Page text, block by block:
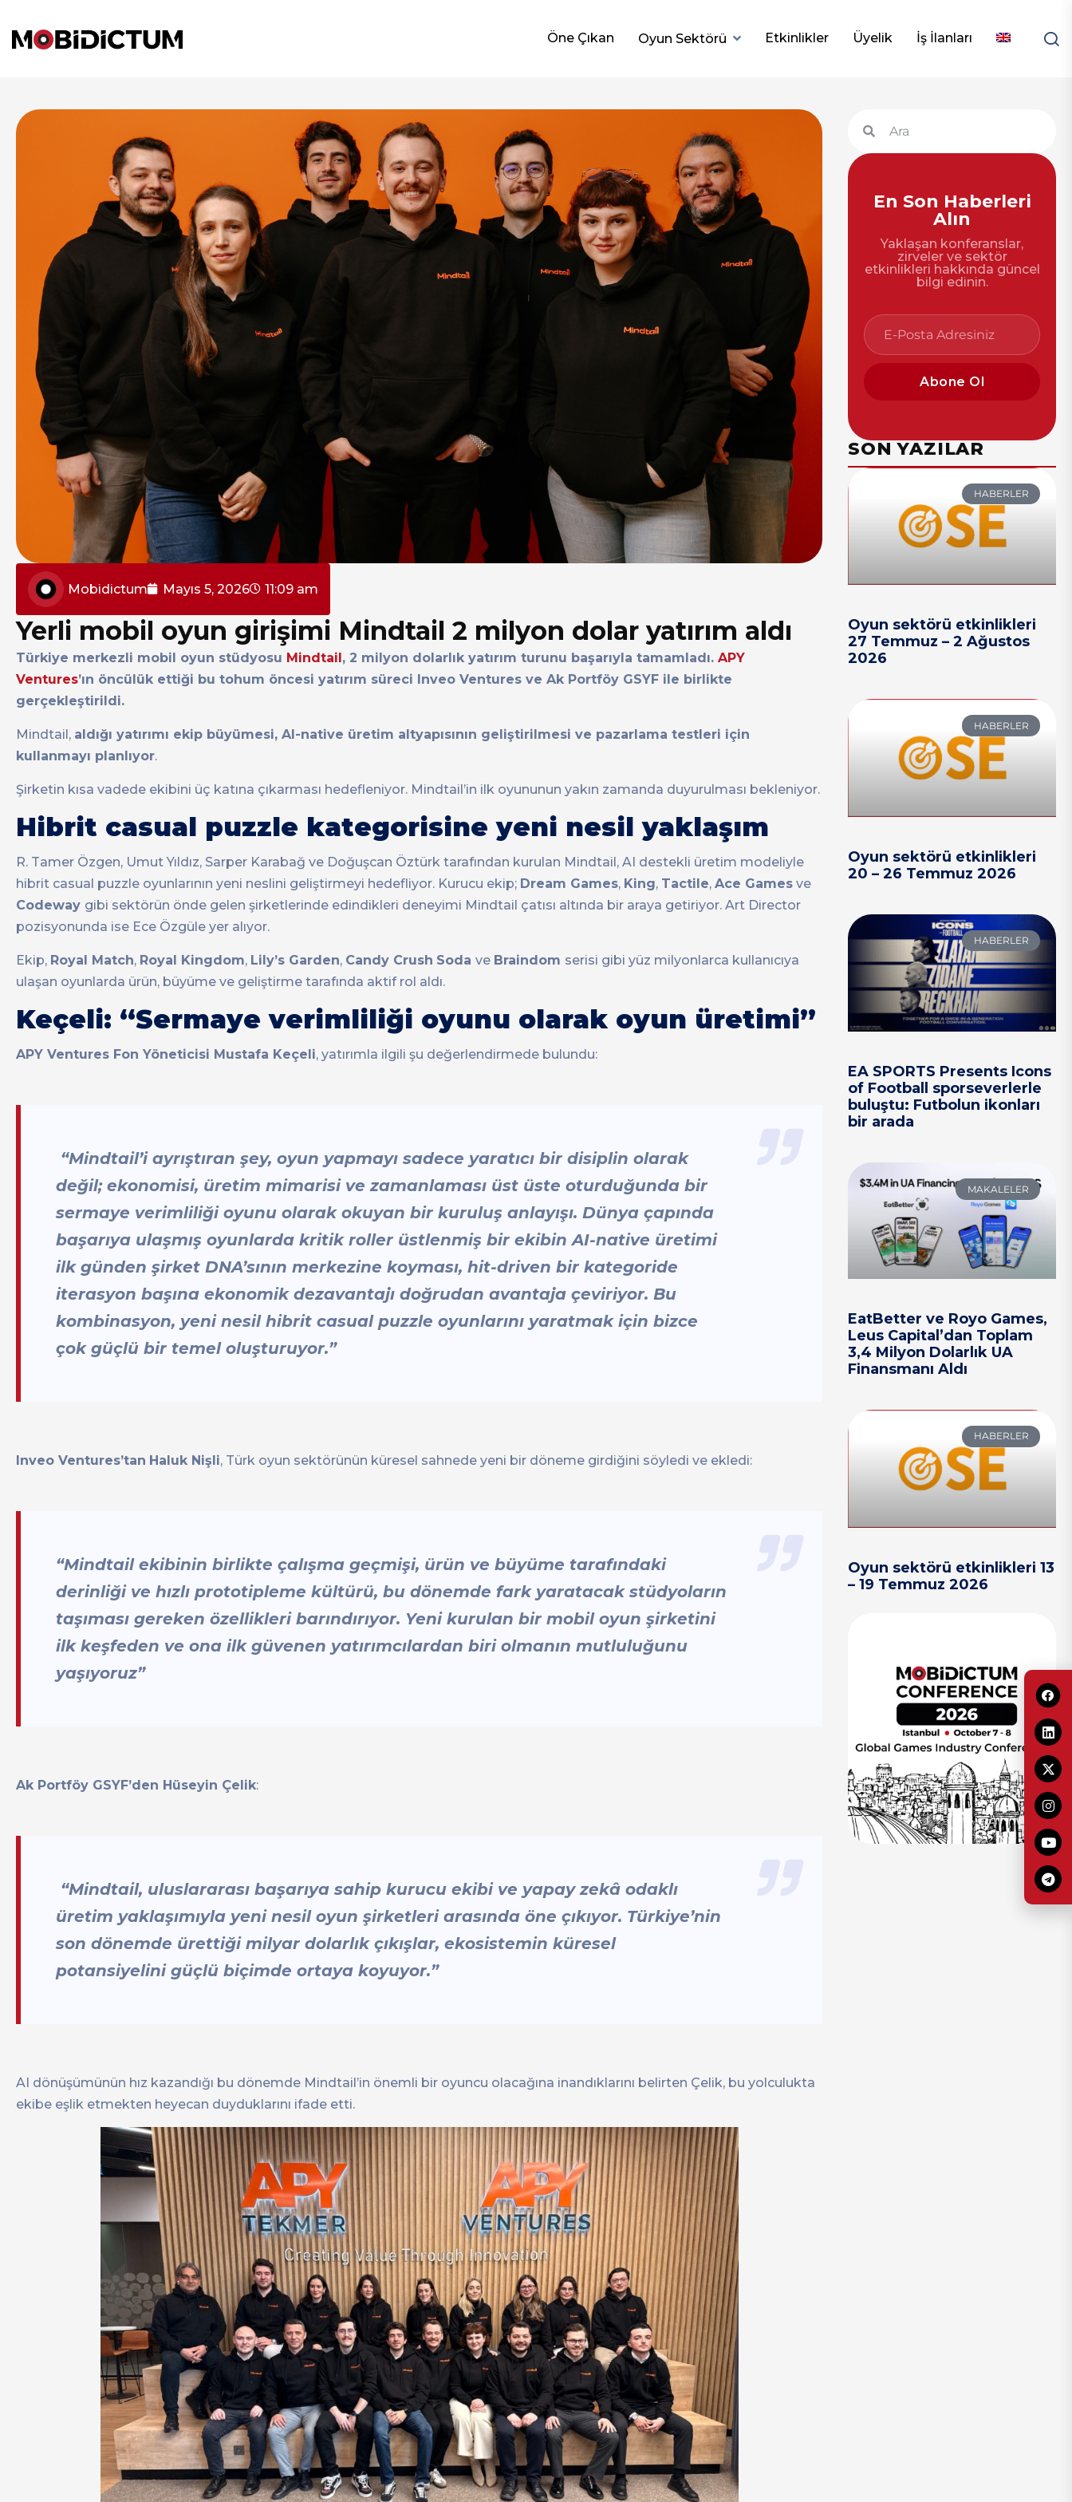
Öne Çıkan Oyun Sektörü Etkinlikler Üyelik İş İlanları
Mobidictum Mayıs 5, 2026 11:09 am
Yerli mobil oyun girişimi Mindtail 2 milyon dolar yatırım aldı
Türkiye merkezli mobil oyun stüdyosu Mindtail, 2 milyon dolarlık yatırım turunu başarıyla tamamladı. APY
Ventures’ın öncülük ettiği bu tohum öncesi yatırım süreci Inveo Ventures ve Ak Portföy GSYF ile birlikte
gerçekleştirildi.
Mindtail, aldığı yatırımı ekip büyümesi, AI-native üretim altyapısının geliştirilmesi ve pazarlama testleri için
kullanmayı planlıyor.
Şirketin kısa vadede ekibini üç katına çıkarması hedefleniyor. Mindtail’in ilk oyununun yakın zamanda duyurulması bekleniyor.
Hibrit casual puzzle kategorisine yeni nesil yaklaşım
R. Tamer Özgen, Umut Yıldız, Sarper Karabağ ve Doğuşcan Öztürk tarafından kurulan Mindtail, AI destekli üretim modeliyle
hibrit casual puzzle oyunlarının yeni neslini geliştirmeyi hedefliyor. Kurucu ekip; Dream Games, King, Tactile, Ace Games ve
Codeway gibi sektörün önde gelen şirketlerinde edindikleri deneyimi Mindtail çatısı altında bir araya getiriyor. Art Director
pozisyonunda ise Ece Özgüle yer alıyor.
Ekip, Royal Match, Royal Kingdom, Lily’s Garden, Candy Crush Soda ve Braindom serisi gibi yüz milyonlarca kullanıcıya
ulaşan oyunlarda ürün, büyüme ve geliştirme tarafında aktif rol aldı.
Keçeli: “Sermaye verimliliği oyunu olarak oyun üretimi”
APY Ventures Fon Yöneticisi Mustafa Keçeli, yatırımla ilgili şu değerlendirmede bulundu:
“Mindtail’i ayrıştıran şey, oyun yapmayı sadece yaratıcı bir disiplin olarak
değil; ekonomisi, üretim mimarisi ve zamanlaması üst üste oturduğunda bir
sermaye verimliliği oyunu olarak okuyan bir kuruluş anlayışı. Dünya çapında
başarıya ulaşmış oyunlarda kritik roller üstlenmiş bir ekibin AI-native üretimi
ilk günden şirket DNA’sının merkezine koyması, hit-driven bir kategoride
iterasyon başına ekonomik dezavantajı doğrudan avantaja çeviriyor. Bu
kombinasyon, yeni nesil hibrit casual puzzle oyunlarını yaratmak için bizce
çok güçlü bir temel oluşturuyor.”
Inveo Ventures’tan Haluk Nişli, Türk oyun sektörünün küresel sahnede yeni bir döneme girdiğini söyledi ve ekledi:
“Mindtail ekibinin birlikte çalışma geçmişi, ürün ve büyüme tarafındaki
derinliği ve hızlı prototipleme kültürü, bu dönemde fark yaratacak stüdyoların
taşıması gereken özellikleri barındırıyor. Yeni kurulan bir mobil oyun şirketini
ilk keşfeden ve ona ilk güvenen yatırımcılardan biri olmanın mutluluğunu
yaşıyoruz”
Ak Portföy GSYF’den Hüseyin Çelik:
“Mindtail, uluslararası başarıya sahip kurucu ekibi ve yapay zekâ odaklı
üretim yaklaşımıyla yeni nesil oyun şirketleri arasında öne çıkıyor. Türkiye’nin
son dönemde ürettiği milyar dolarlık çıkışlar, ekosistemin küresel
potansiyelini güçlü biçimde ortaya koyuyor.”
AI dönüşümünün hız kazandığı bu dönemde Mindtail’in önemli bir oyuncu olacağına inandıklarını belirten Çelik, bu yolculukta
ekibe eşlik etmekten heyecan duyduklarını ifade etti.
En Son Haberleri
Alın
Yaklaşan konferanslar,
zirveler ve sektör
etkinlikleri hakkında güncel
bilgi edinin.
Abone Ol
SON YAZILAR
HABERLER
Oyun sektörü etkinlikleri
27 Temmuz – 2 Ağustos
2026
HABERLER
Oyun sektörü etkinlikleri
20 – 26 Temmuz 2026
HABERLER
EA SPORTS Presents Icons
of Football sporseverlerle
buluştu: Futbolun ikonları
bir arada
MAKALELER
EatBetter ve Royo Games,
Leus Capital’dan Toplam
3,4 Milyon Dolarlık UA
Finansmanı Aldı
HABERLER
Oyun sektörü etkinlikleri 13
– 19 Temmuz 2026